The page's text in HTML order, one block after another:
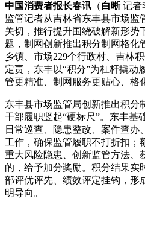
中国消费者报长春讯 （白晰记者
监管记者从吉林省东丰县市场监
关切，推行提升围绕破解新形势
题，制网创新推出积分制网格化
乡镇、市场229个行政村、吉林
定责，东丰以“积分”为杠杆撬动
管更精准、制网服务更贴心、格
东丰县市场监管局创新推出积分
干部履职竖起“硬标尺”。东丰基
日常巡查、隐患整改、案件查
工作，确保监管履职不打折扣；
重大风险隐患、创新监管方法、
的，给予加分奖励。积分结果实
部评优评先、绩效评定挂钩，形
明导向。